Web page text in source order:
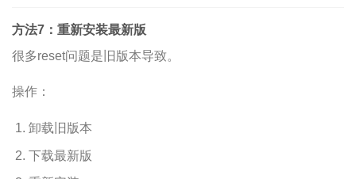
方法7：重新安装最新版
很多reset问题是旧版本导致。
操作：
卸载旧版本
下载最新版